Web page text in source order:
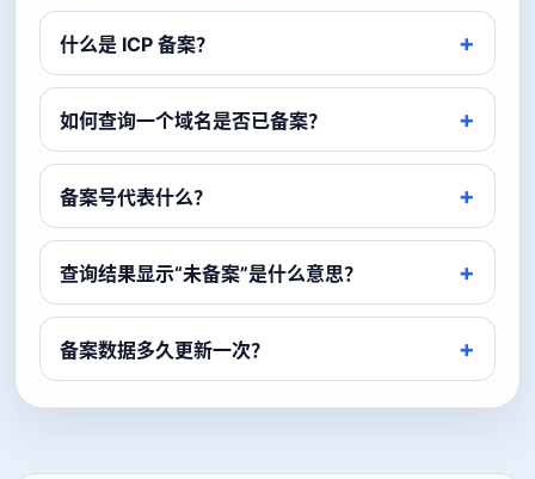
什么是 ICP 备案？
如何查询一个域名是否已备案？
备案号代表什么？
查询结果显示“未备案”是什么意思？
备案数据多久更新一次？